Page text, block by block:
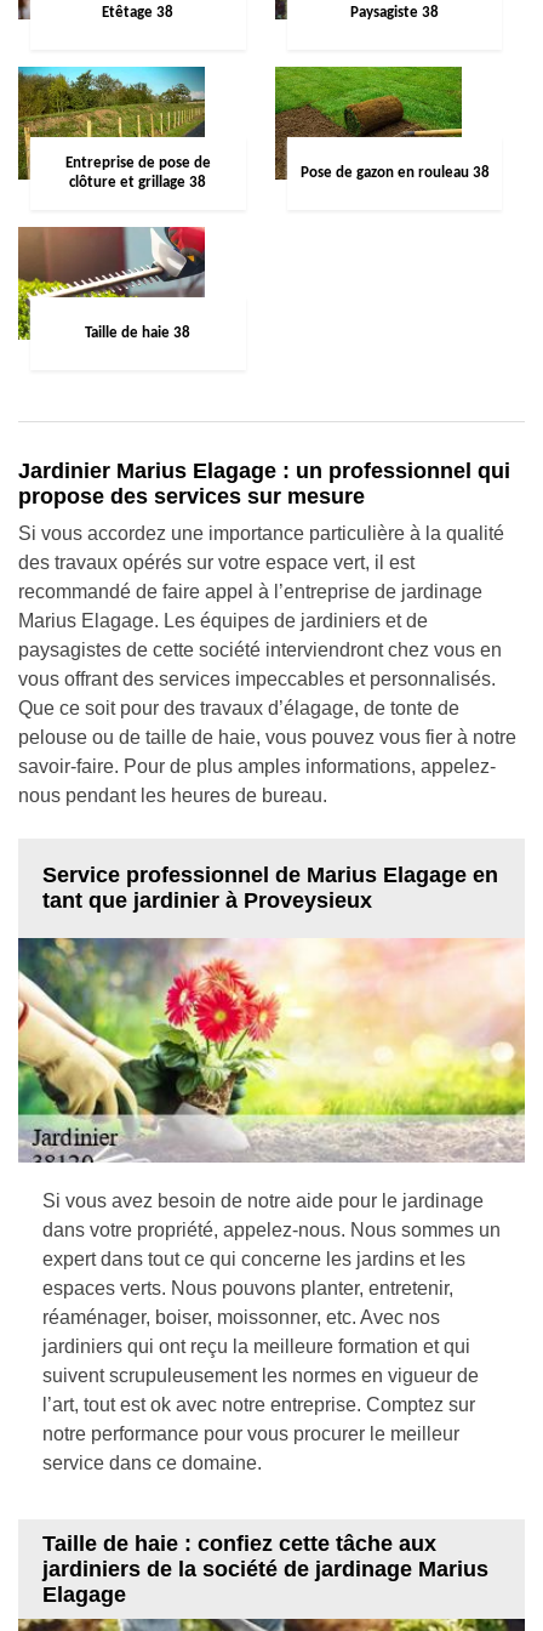
Etêtage 38 Paysagiste 38
Entreprise de pose de
clôture et grillage 38
Pose de gazon en rouleau 38
Taille de haie 38
Jardinier Marius Elagage : un professionnel qui
propose des services sur mesure
Si vous accordez une importance particulière à la qualité
des travaux opérés sur votre espace vert, il est
recommandé de faire appel à l’entreprise de jardinage
Marius Elagage. Les équipes de jardiniers et de
paysagistes de cette société interviendront chez vous en
vous offrant des services impeccables et personnalisés.
Que ce soit pour des travaux d’élagage, de tonte de
pelouse ou de taille de haie, vous pouvez vous fier à notre
savoir-faire. Pour de plus amples informations, appelez-
nous pendant les heures de bureau.
Service professionnel de Marius Elagage en
tant que jardinier à Proveysieux
Si vous avez besoin de notre aide pour le jardinage
dans votre propriété, appelez-nous. Nous sommes un
expert dans tout ce qui concerne les jardins et les
espaces verts. Nous pouvons planter, entretenir,
réaménager, boiser, moissonner, etc. Avec nos
jardiniers qui ont reçu la meilleure formation et qui
suivent scrupuleusement les normes en vigueur de
l’art, tout est ok avec notre entreprise. Comptez sur
notre performance pour vous procurer le meilleur
service dans ce domaine.
Taille de haie : confiez cette tâche aux
jardiniers de la société de jardinage Marius
Elagage